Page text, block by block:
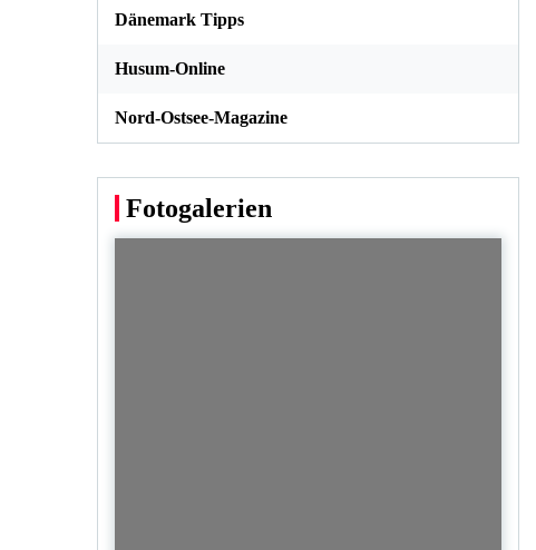
Dänemark Tipps
Husum-Online
Nord-Ostsee-Magazine
Fotogalerien